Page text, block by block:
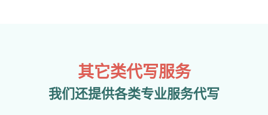
其它类代写服务
我们还提供各类专业服务代写